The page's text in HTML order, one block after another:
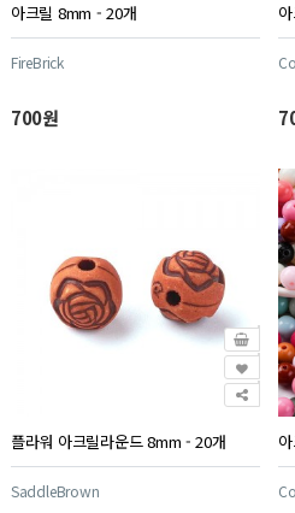
아크릴 8mm - 20개
FireBrick
700원
플라워 아크릴라운드 8mm - 20개
SaddleBrown